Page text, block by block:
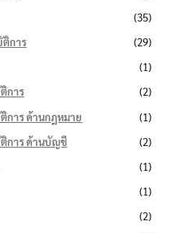
(35)
การ
(29)
(1)
การ
(2)
การ ด้านกฎหมาย
(1)
ติการ ด้านบัญชี
(2)
(1)
(1)
(2)